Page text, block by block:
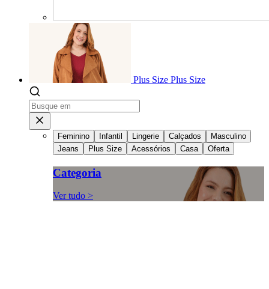
Plus Size Plus Size
Feminino Infantil Lingerie Calçados
Masculino
Jeans
Plus Size Acessórios Casa Oferta
Categoria
Ver tudo >